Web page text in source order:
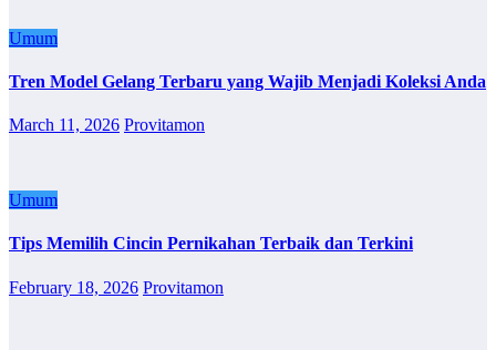
Umum
Tren Model Gelang Terbaru yang Wajib Menjadi Koleksi Anda
March 11, 2026 Provitamon
Umum
Tips Memilih Cincin Pernikahan Terbaik dan Terkini
February 18, 2026 Provitamon